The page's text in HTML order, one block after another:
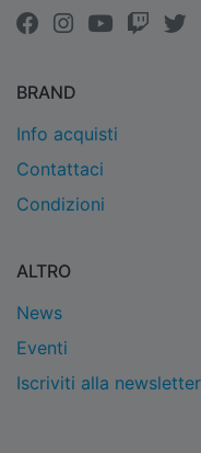
BRAND
Info acquisti
Contattaci
Condizioni
ALTRO
News
Eventi
Iscriviti alla newsletter